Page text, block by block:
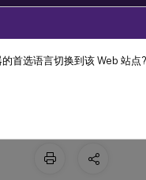
Session Recording 2402
2402 长
首选语言切换到该 Web 站点?